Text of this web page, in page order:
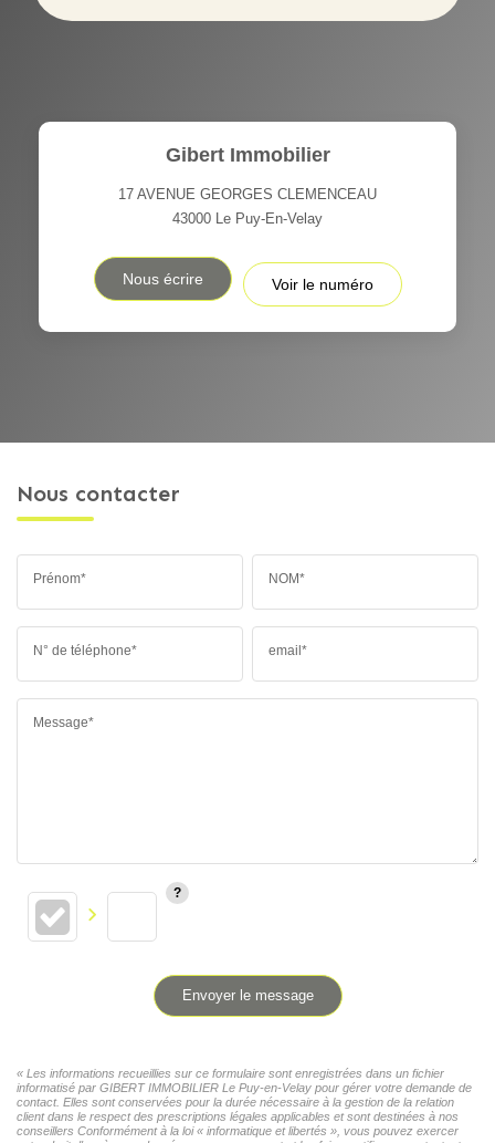
Gibert Immobilier
17 AVENUE GEORGES CLEMENCEAU
43000 Le Puy-En-Velay
Nous écrire Voir le numéro
Nous contacter
Prénom* NOM*
N° de téléphone* email*
Message*
Envoyer le message
« Les informations recueillies sur ce formulaire sont enregistrées dans un fichier
informatisé par GIBERT IMMOBILIER Le Puy-en-Velay pour gérer votre demande de
contact. Elles sont conservées pour la durée nécessaire à la gestion de la relation
client dans le respect des prescriptions légales applicables et sont destinées à nos
conseillers Conformément à la loi « informatique et libertés », vous pouvez exercer